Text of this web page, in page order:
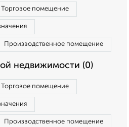
Торговое помещение
Производственное помещение
недвижимости (0)
Торговое помещение
Производственное помещение